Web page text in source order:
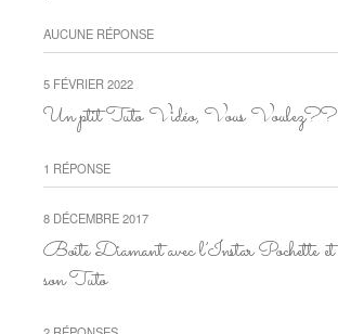
AUCUNE RÉPONSE
5 FÉVRIER 2022
Un ptit Tuto Vidéo, Vous Voulez??
1 RÉPONSE
8 DÉCEMBRE 2017
Boîte Diamant avec l’Instar Pochette et
son Tuto